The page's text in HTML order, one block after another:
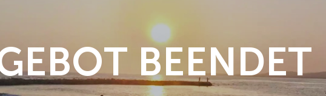
BEENDET